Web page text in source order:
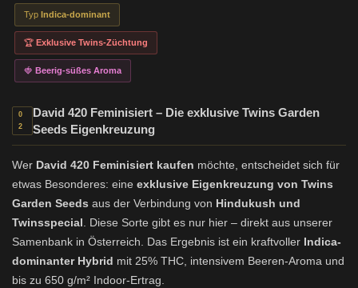
Typ Indica-dominant
🏆 Exklusive Twins-Züchtung
🍓 Beerig-süßes Aroma
0
2
David 420 Feminisiert – Die exklusive Twins Garden
Seeds Eigenkreuzung
Wer David 420 Feminisiert kaufen möchte, entscheidet sich für
etwas Besonderes: eine exklusive Eigenkreuzung von Twins
Garden Seeds aus der Verbindung von Hindukush und
Twinsspecial . Diese Sorte gibt es nur hier – direkt aus unserer
Samenbank in Österreich. Das Ergebnis ist ein kraftvoller Indica-
dominanter Hybrid mit 25% THC, intensivem Beeren-Aroma und
bis zu 650 g/m² Indoor-Ertrag.